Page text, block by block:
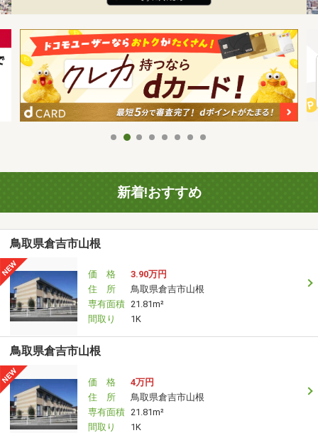
新着!おすすめ
鳥取県倉吉市山根
価 格
3.90万円
住 所
鳥取県倉吉市山根
専有面積 21.81m²
間取り
1K
鳥取県倉吉市山根
価 格
4万円
住 所
鳥取県倉吉市山根
専有面積 21.81m²
間取り
1K